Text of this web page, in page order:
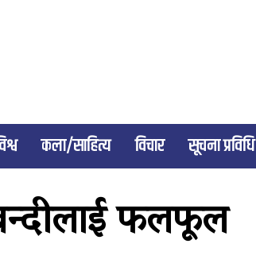
कला/साहित्य विचार सूचना प्रविधि
फलफूल